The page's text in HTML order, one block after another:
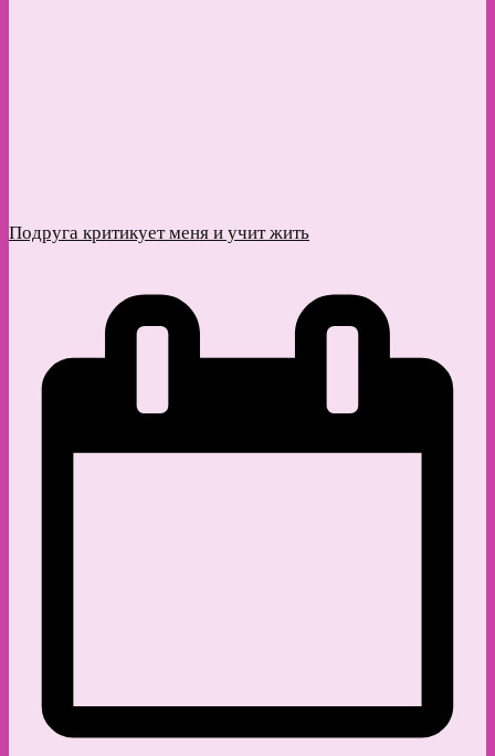
Подруга критикует меня и учит жить